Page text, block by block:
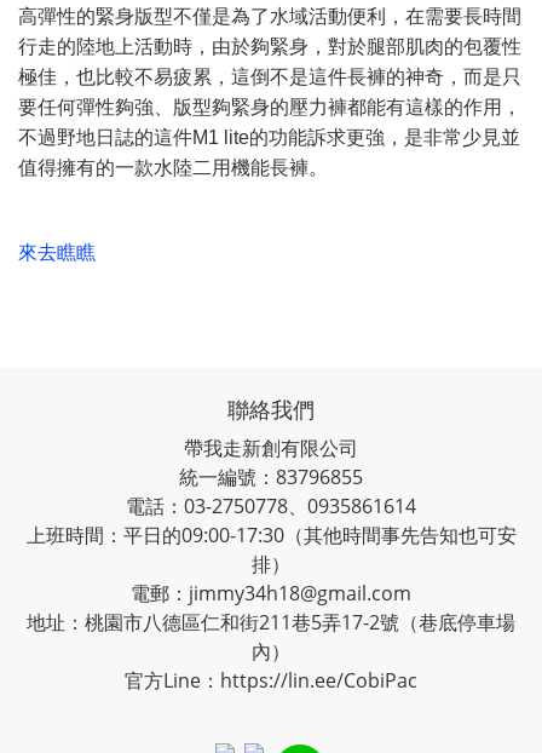
高彈性的緊身版型不僅是為了水域活動便利，在需要長時間
行走的陸地上活動時，由於夠緊身，對於腿部肌肉的包覆性
極佳，也比較不易疲累，這倒不是這件長褲的神奇，而是只
要任何彈性夠強、版型夠緊身的壓力褲都能有這樣的作用，
不過野地日誌的這件M1 lite的功能訴求更強，是非常少見並
值得擁有的一款水陸二用機能長褲。
來去瞧瞧
聯絡我們
帶我走新創有限公司
統一編號：83796855
電話：03-2750778、0935861614
上班時間：平日的09:00-17:30（其他時間事先告知也可安
排）
電郵：jimmy34h18@gmail.com
地址：桃園市八德區仁和街211巷5弄17-2號（巷底停車場
內）
官方Line： https://lin.ee/CobiPac